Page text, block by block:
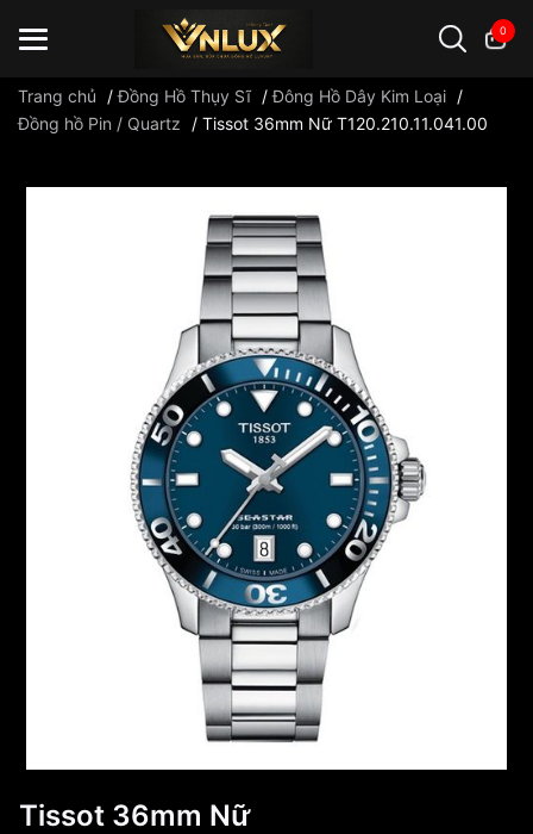
0
Trang chủ /Đồng Hồ Thụy Sĩ /Đông Hồ Dây Kim Loại /
Đồng hồ Pin / Quartz
/ Tissot 36mm Nữ T120.210.11.041.00
Tissot 36mm Nữ